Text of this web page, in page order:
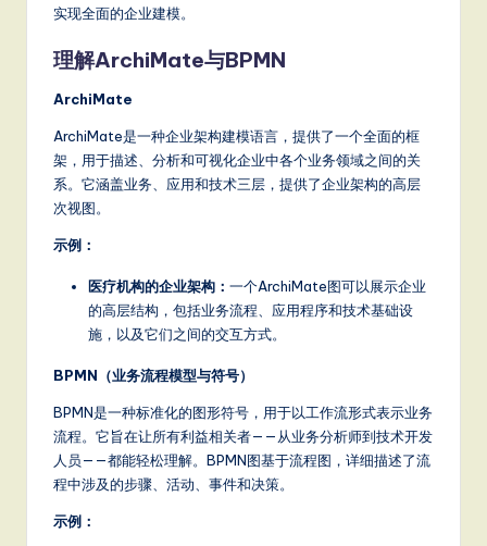
fi
d
C
hi
实现全面的企业建模。
理解ArchiMate与BPMN
ArchiMate
ArchiMate是一种企业架构建模语言，提供了一个全面的框
架，用于描述、分析和可视化企业中各个业务领域之间的关
系。它涵盖业务、应用和技术三层，提供了企业架构的高层
次视图。
示例：
医疗机构的企业架构： 一个ArchiMate图可以展示企业
的高层结构，包括业务流程、应用程序和技术基础设
施，以及它们之间的交互方式。
BPMN（业务流程模型与符号）
BPMN是一种标准化的图形符号，用于以工作流形式表示业务
流程。它旨在让所有利益相关者——从业务分析师到技术开发
人员——都能轻松理解。BPMN图基于流程图，详细描述了流
程中涉及的步骤、活动、事件和决策。
示例：